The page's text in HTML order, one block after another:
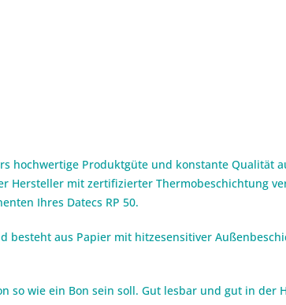
hochwertige Produktgüte und konstante Qualität
mit zertifizierter Thermobeschichtung
Ihres Datecs RP 50.
besteht aus Papier mit hitzesensitiver
so wie ein Bon sein soll. Gut lesbar und gut in der